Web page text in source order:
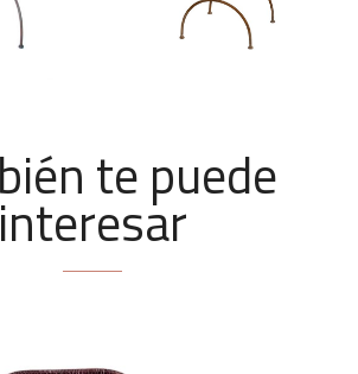
te puede
interesar